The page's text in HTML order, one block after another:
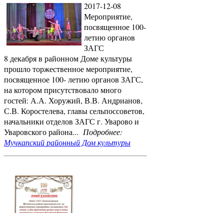
2017-12-08
Мероприятие,
посвященное 100-
летию органов
ЗАГС
8 декабря в районном Доме культуры
прошло торжественное мероприятие,
посвященное 100- летию органов ЗАГС,
на котором присутствовало много
гостей: А.А. Хоружий, В.В. Андрианов,
С.В. Коростелева, главы сельпоссоветов,
начальники отделов ЗАГС г. Уварово и
Уваровского района... Подробнее:
Мучкапский районный Дом культуры